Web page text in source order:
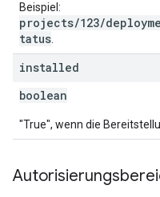
Beispiel:
projects/123/
tatus
installed
boolean
"True", wenn die